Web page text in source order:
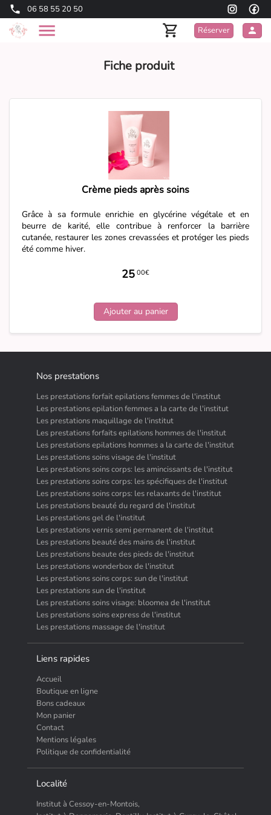
06 58 55 20 50
Réserver
Fiche produit
Crème pieds après soins
Grâce à sa formule enrichie en glycérine végétale et en
beurre de karité, elle contribue à renforcer la barrière
cutanée, restaurer les zones crevassées et protéger les pieds
été comme hiver.
25 00€
Ajouter au panier
Nos prestations
Les prestations forfait epilations femmes de l'institut
Les prestations epilation femmes a la carte de l'institut
Les prestations maquillage de l'institut
Les prestations forfaits epilations hommes de l'institut
Les prestations epilations hommes a la carte de l'institut
Les prestations soins visage de l'institut
Les prestations soins corps: les amincissants de l'institut
Les prestations soins corps: les spécifiques de l'institut
Les prestations soins corps: les relaxants de l'institut
Les prestations beauté du regard de l'institut
Les prestations gel de l'institut
Les prestations vernis semi permanent de l'institut
Les prestations beauté des mains de l'institut
Les prestations beaute des pieds de l'institut
Les prestations wonderbox de l'institut
Les prestations soins corps: sun de l'institut
Les prestations sun de l'institut
Les prestations soins visage: bloomea de l'institut
Les prestations soins express de l'institut
Les prestations massage de l'institut
Liens rapides
Accueil
Boutique en ligne
Bons cadeaux
Mon panier
Contact
Mentions légales
Politique de confidentialité
Localité
Institut à Cessoy-en-Montois,